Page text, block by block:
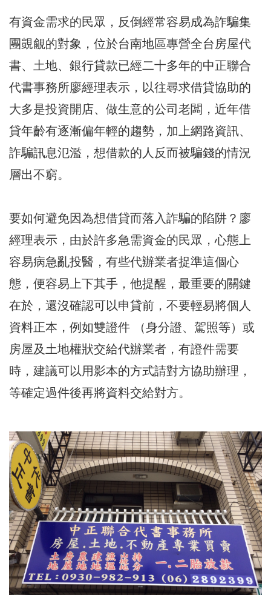
有資金需求的民眾，反倒經常容易成為詐騙集
團覬覦的對象，位於台南地區專營全台房屋代
書、土地、銀行貸款已經二十多年的中正聯合
代書事務所廖經理表示，以往尋求借貸協助的
大多是投資開店、做生意的公司老闆，近年借
貸年齡有逐漸偏年輕的趨勢，加上網路資訊、
詐騙訊息氾濫，想借款的人反而被騙錢的情況
層出不窮。
要如何避免因為想借貸而落入詐騙的陷阱？廖
經理表示，由於許多急需資金的民眾，心態上
容易病急亂投醫，有些代辦業者捉準這個心
態，便容易上下其手，他提醒，最重要的關鍵
在於，還沒確認可以申貸前，不要輕易將個人
資料正本，例如雙證件 （身分證、駕照等）或
房屋及土地權狀交給代辦業者，有證件需要
時，建議可以用影本的方式請對方協助辦理，
等確定過件後再將資料交給對方。